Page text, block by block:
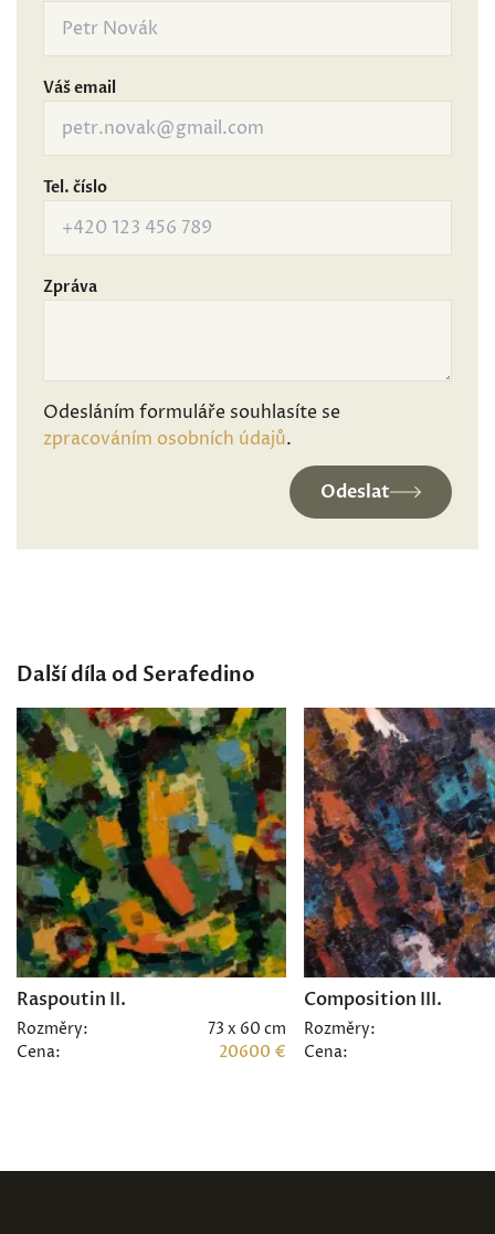
Váš email
Tel. číslo
Zpráva
Odesláním formuláře souhlasíte se
zpracováním osobních údajů.
Odeslat
Další díla od Serafedino
Raspoutin II.
Rozměry:
73 x 60 cm
Cena:
20600 €
Composition III.
Rozměry:
Cena: